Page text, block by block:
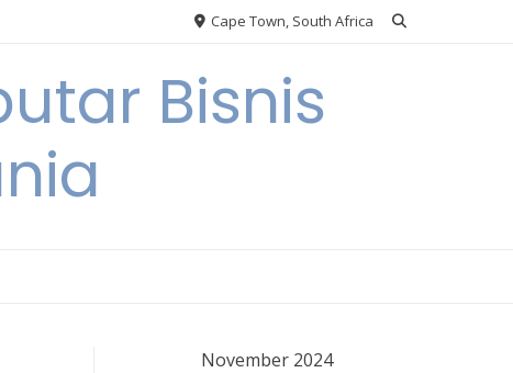
Cape Town, South Africa
Bisnis
November 2024